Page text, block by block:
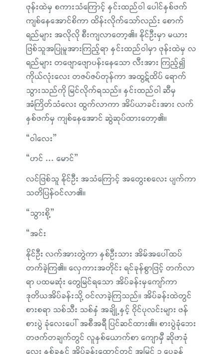
ဖုန်းထဲမှ စကားသံကြောင့် နှင်းထည်ဝါ ပေါင်နှစ်ဖက်
ကျစ်နေအောင်စိကာ ထိန်းလိုက်သော်လည်း စောက်
ရည်များ အလိုလို စီးကျလာတော့၏။ နိုင်ဦးမှာ မယား
ဖြစ်သူအပြုမူအားကြည့်ရာ နှင်းထည်ဝါမှာ ဖုန်းထဲမှ လ
ရည်များ တဖျောဖျောပန်းနေသော လီးအား ကြည့်၍
ကိုယ်လုံးလေး တဇပ်ဇပ်တုန်ကာ အထွဋ်ထိပ် ရောက်
သွားသည်ကို မြင်လိုက်ရသည်။ နှင်းထည်ဝါ ဆီမှ
အံကြိတ်သံလေး ထွက်လာကာ အိပ်ယာခင်းအား လက်
နှစ်ဖက်မှ ကျစ်နေအောင် ဆွဲဆုပ်ထားတော့၏။
“ဝါလေး”
“ဟင် … မောင်”
လင်ဖြစ်သူ နိုင်ဦး အသံကြောင့် အတွေးစလေး ပျက်ကာ
သတိပြန်ဝင်လာ၏။
“သွားစို့”
“အင်း
နိုင်ဦး လက်အားတွဲကာ နှစ်ဦးသား အိမ်အပေါ်ထပ်
တက်ခဲ့ကြ၏။ လှေကားအတိုင်း ရင်ခုန်စွာဖြင့် တက်လာ
ရာ ပထမဆုံး တွေမြင်ရသော အိပ်ခန်းမှကျော်ကာ
ဒုတိယအိပ်ခန်းသို့ ဝင်လာခဲ့ကြသည်။ အိပ်ခန်းထဲတွင်
စားစရာ သစ်သီး သစ်နှံ အချို့နှင့် ဝိုင်ပုလင်းများ ဖန်
စားပွဲ ခုံလေးပေါ် အစီအရီ ပြင်ဆင်ထား၏။ စားပွဲခုံဘေး
တဖက်တချက်တွင် လူနှစ်ယောက်စာ ကျောမှီ ဆိုဖာခုံ